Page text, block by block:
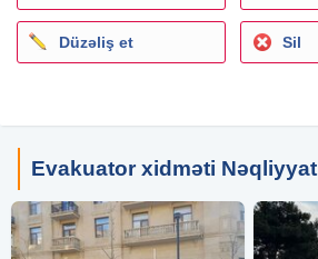
Düzəliş et Sil
Evakuator xidməti